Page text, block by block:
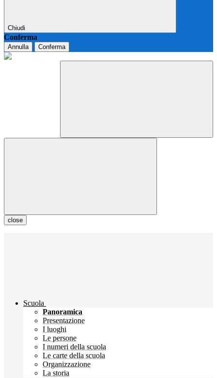
Chiudi
Conferma
Annulla Conferma
close
Scuola
Panoramica
Presentazione
I luoghi
Le persone
I numeri della scuola
Le carte della scuola
Organizzazione
La storia